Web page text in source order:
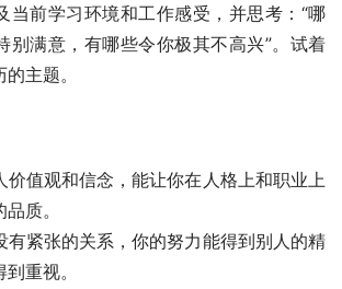
当前学习环境和工作感受，并思考：“哪
别满意，有哪些令你极其不高兴”。试着
主题。
价值观和信念，能让你在人格上和职业上
质。
有紧张的关系，你的努力能得到别人的精
到重视。